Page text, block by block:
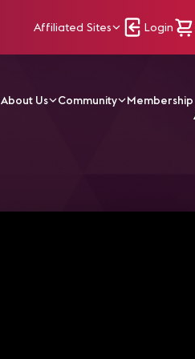
Affiliated Sites Login
About Us Community Membership